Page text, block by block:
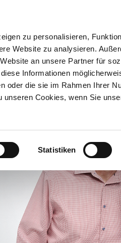
zu personalisieren,
Website zu analysieren.
an unsere Partner für
Informationen
oder die sie im Rahmen Ihrer
Cookies, wenn Sie
Statistiken